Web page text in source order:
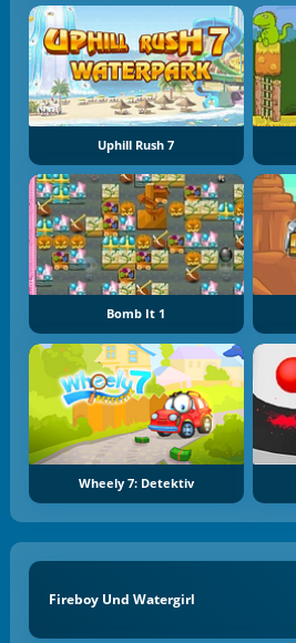
Uphill Rush 7
Bomb It 1
Wheely 7: Detektiv
Fireboy Und Watergirl